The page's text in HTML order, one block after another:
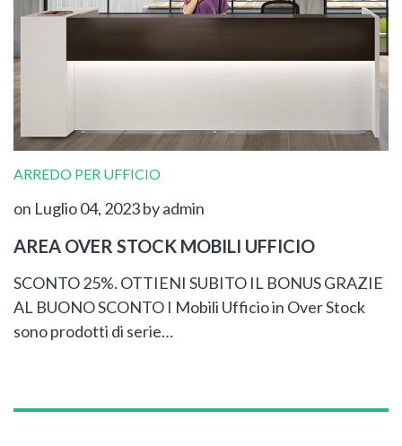
ARREDO PER UFFICIO
on Luglio 04, 2023by admin
AREA OVER STOCK MOBILI UFFICIO
SCONTO 25%. OTTIENI SUBITO IL BONUS GRAZIE
AL BUONO SCONTO I Mobili Ufficio in Over Stock
sono prodotti di serie…